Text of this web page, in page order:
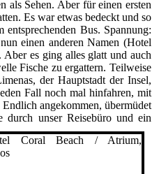
als Sehen. Aber für einen ersten
Es war etwas bedeckt und so
Bus. Spannung:
einen anderen Namen (Hotel
Aber es ging alles glatt und auch
Fische zu ergattern. Teilweise
der Hauptstadt der Insel,
Fall noch mal hinfahren, mit
angekommen, übermüdet
durch unser Reisebüro und ein